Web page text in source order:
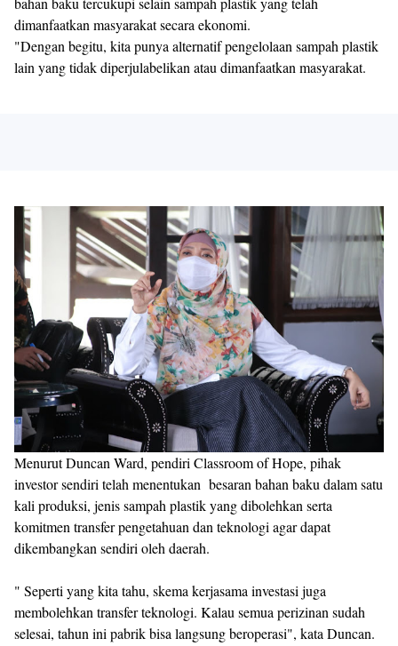
dimanfaatkan masyarakat secara ekonomi.
"Dengan begitu, kita punya alternatif pengelolaan sampah plastik
lain yang tidak diperjulabelikan atau dimanfaatkan masyarakat.
Menurut Duncan Ward, pendiri Classroom of Hope, pihak
investor sendiri telah menentukan besaran bahan baku dalam satu
kali produksi, jenis sampah plastik yang dibolehkan serta
komitmen transfer pengetahuan dan teknologi agar dapat
dikembangkan sendiri oleh daerah.
" Seperti yang kita tahu, skema kerjasama investasi juga
membolehkan transfer teknologi. Kalau semua perizinan sudah
selesai, tahun ini pabrik bisa langsung beroperasi", kata Duncan.